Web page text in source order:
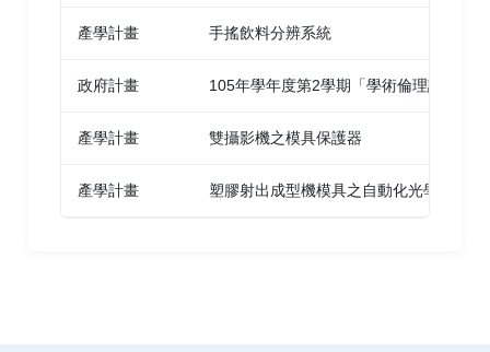
方信普 、郭士賓 | 2014 | 2014年第八屆優質家庭
方信普
、林立青、何秀雯、廖庭儀 | 2013 | 2013
生物醫學工程科技研討會暨國科會醫學工程學門
產學計畫 手搖飲料分辨系統
政府計畫 105年學年度第2學期「學術倫理課程發
產學計畫 雙攝影機之模具保護器
產學計畫 塑膠射出成型機模具之自動化光學檢測